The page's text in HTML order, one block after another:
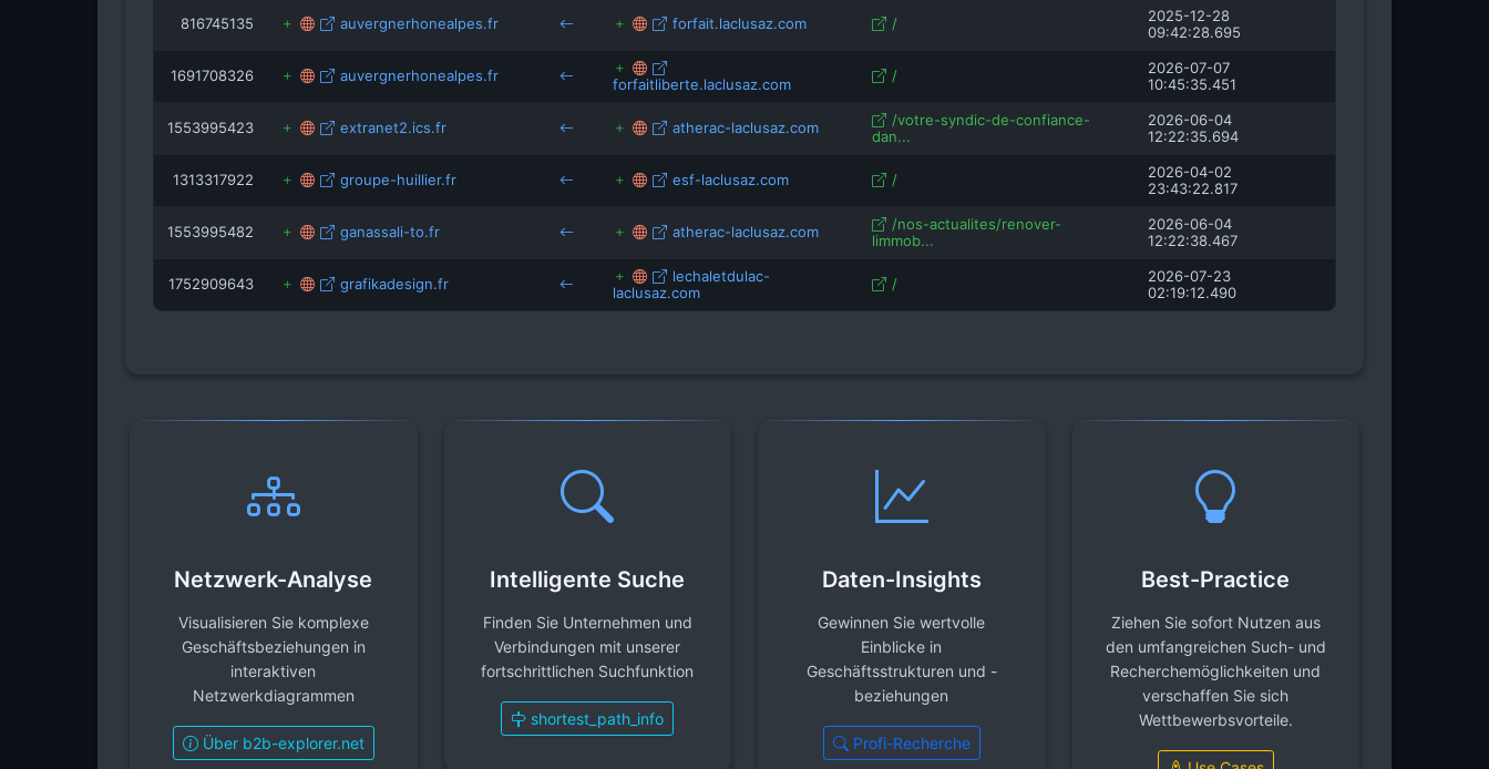
816745135 auvergnerhonealpes.fr forfait.laclusaz.com /
2025-12-28
09:42:28.695
1691708326 auvergnerhonealpes.fr forfaitliberte.laclusaz.com /
2026-07-07
10:45:35.451
1553995423 extranet2.ics.fr atherac-laclusaz.com
/votre-syndic-de-confiance-
dan...
2026-06-04
12:22:35.694
1313317922 groupe-huillier.fr esf-laclusaz.com /
2026-04-02
23:43:22.817
1553995482 ganassali-to.fr atherac-laclusaz.com
/nos-actualites/renover-
limmob...
2026-06-04
12:22:38.467
1752909643 grafikadesign.fr
lechaletdulac-
laclusaz.com
/
2026-07-23
02:19:12.490
Netzwerk-Analyse
Visualisieren Sie komplexe
Geschäftsbeziehungen in
interaktiven
Netzwerkdiagrammen
Über b2b-explorer.net
Intelligente Suche
Finden Sie Unternehmen und
Verbindungen mit unserer
fortschrittlichen Suchfunktion
shortest_path_info
Daten-Insights
Gewinnen Sie wertvolle
Einblicke in
Geschäftsstrukturen und -
beziehungen
Profi-Recherche
Best-Practice
Ziehen Sie sofort Nutzen aus
den umfangreichen Such- und
Recherchemöglichkeiten und
verschaffen Sie sich
Wettbewerbsvorteile.